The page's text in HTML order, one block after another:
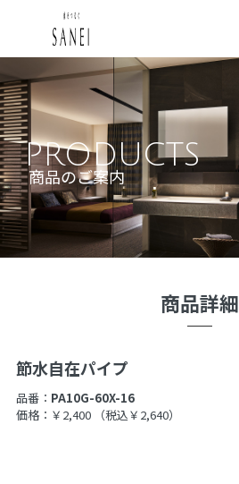
PRODUCTS
商品のご案内
商品詳細
節水自在パイプ
品番： PA10G-60X-16
価格：￥2,400
（税込￥2,640）